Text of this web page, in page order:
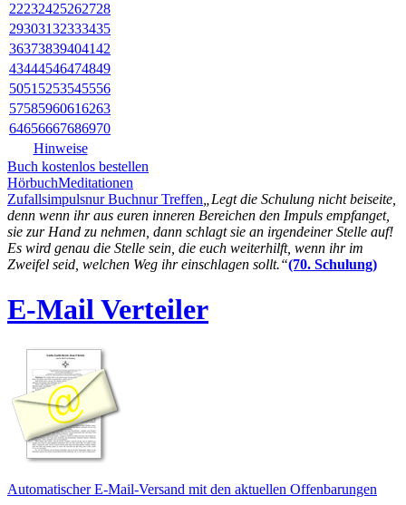
22232425262728
29303132333435
36373839404142
43444546474849
5051 5253545556
57585960616263
64656667686970
Hinweise
Buch kostenlos bestellen
HörbuchMeditationen
Zufallsimpulsnur Buchnur Treffen „Legt die Schulung nicht beiseite,
denn wenn ihr aus euren inneren Bereichen den Impuls empfanget,
sie zur Hand zu nehmen, dann schlagt sie an irgendeiner Stelle auf!
Es wird genau die Stelle sein, die euch weiterhilft, wenn ihr im
Zweifel seid, welchen Weg ihr einschlagen sollt.“(70. Schulung)
E-Mail Verteiler
Automatischer E-Mail-Versand mit den aktuellen Offenbarungen